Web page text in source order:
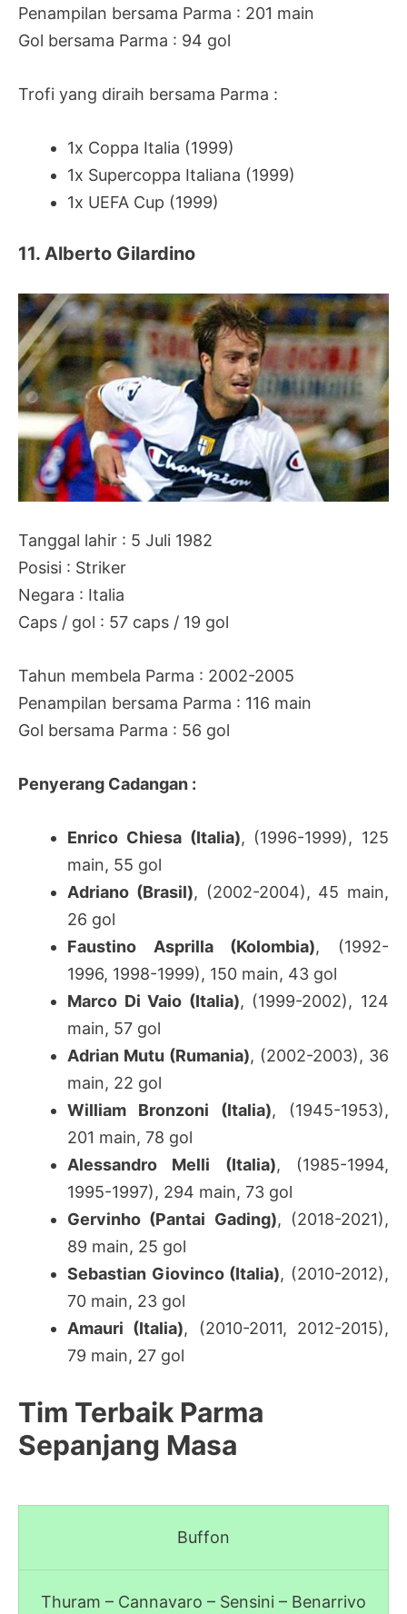
Penampilan bersama Parma : 201 main
Gol bersama Parma : 94 gol
Trofi yang diraih bersama Parma :
1x Coppa Italia (1999)
1x Supercoppa Italiana (1999)
1x UEFA Cup (1999)
11. Alberto Gilardino
Tanggal lahir : 5 Juli 1982
Posisi : Striker
Negara : Italia
Caps / gol : 57 caps / 19 gol
Tahun membela Parma : 2002-2005
Penampilan bersama Parma : 116 main
Gol bersama Parma : 56 gol
Penyerang Cadangan :
Enrico Chiesa (Italia), (1996-1999), 125
main, 55 gol
Adriano (Brasil), (2002-2004), 45 main,
26 gol
Faustino Asprilla (Kolombia), (1992-
1996, 1998-1999), 150 main, 43 gol
Marco Di Vaio (Italia), (1999-2002), 124
main, 57 gol
Adrian Mutu (Rumania), (2002-2003), 36
main, 22 gol
William Bronzoni (Italia), (1945-1953),
201 main, 78 gol
Alessandro Melli (Italia), (1985-1994,
1995-1997), 294 main, 73 gol
Gervinho (Pantai Gading), (2018-2021),
89 main, 25 gol
Sebastian Giovinco (Italia), (2010-2012),
70 main, 23 gol
Amauri (Italia), (2010-2011, 2012-2015),
79 main, 27 gol
Tim Terbaik Parma
Sepanjang Masa
Buffon
Thuram – Cannavaro – Sensini – Benarrivo